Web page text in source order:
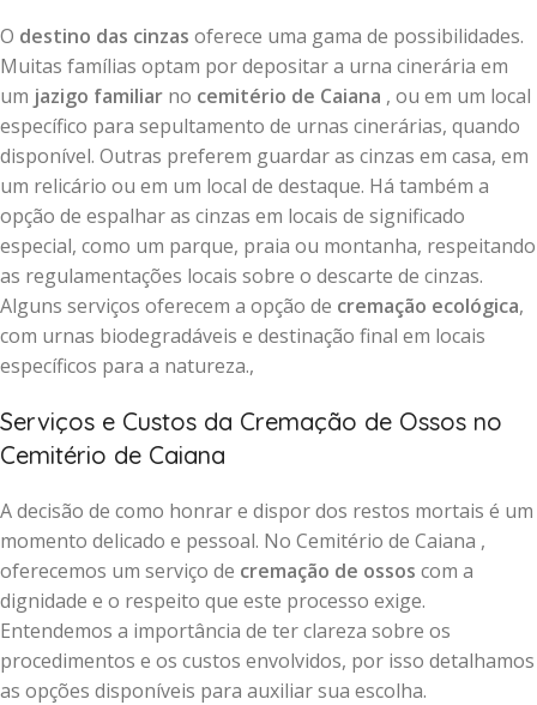
O destino das cinzas oferece uma gama de possibilidades.
Muitas famílias optam por depositar a urna cinerária em
um jazigo familiar no cemitério de Caiana , ou em um local
específico para sepultamento de urnas cinerárias, quando
disponível. Outras preferem guardar as cinzas em casa, em
um relicário ou em um local de destaque. Há também a
opção de espalhar as cinzas em locais de significado
especial, como um parque, praia ou montanha, respeitando
as regulamentações locais sobre o descarte de cinzas.
Alguns serviços oferecem a opção de cremação ecológica,
com urnas biodegradáveis e destinação final em locais
específicos para a natureza.,
Serviços e Custos da Cremação de Ossos no
Cemitério de Caiana
A decisão de como honrar e dispor dos restos mortais é um
momento delicado e pessoal. No Cemitério de Caiana ,
oferecemos um serviço de cremação de ossos com a
dignidade e o respeito que este processo exige.
Entendemos a importância de ter clareza sobre os
procedimentos e os custos envolvidos, por isso detalhamos
as opções disponíveis para auxiliar sua escolha.